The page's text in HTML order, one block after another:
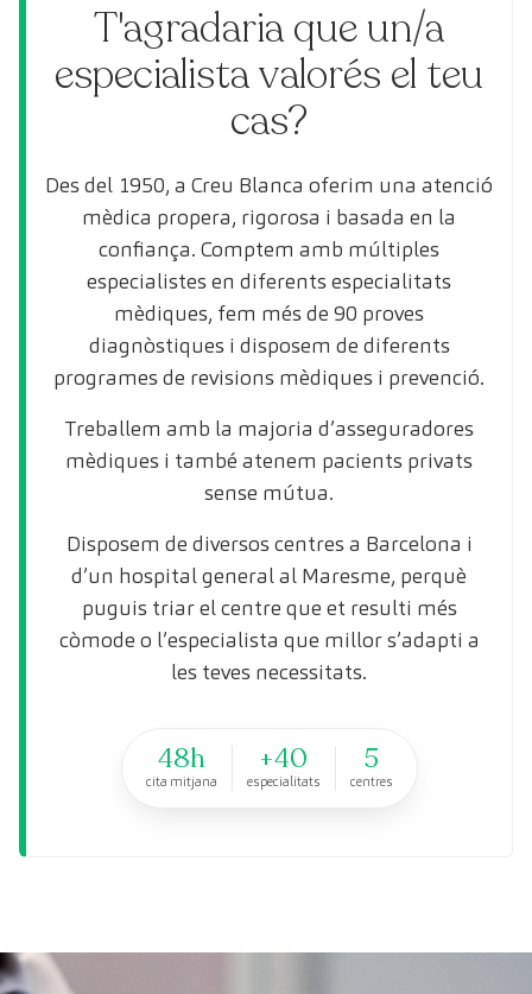
T'agradaria que un/a
especialista valorés el teu
cas?
Des del 1950, a Creu Blanca oferim una atenció
mèdica propera, rigorosa i basada en la
confiança. Comptem amb múltiples
especialistes en diferents especialitats
mèdiques, fem més de 90 proves
diagnòstiques i disposem de diferents
programes de revisions mèdiques i prevenció.
Treballem amb la majoria d’asseguradores
mèdiques i també atenem pacients privats
sense mútua.
Disposem de diversos centres a Barcelona i
d’un hospital general al Maresme, perquè
puguis triar el centre que et resulti més
còmode o l’especialista que millor s’adapti a
les teves necessitats.
48h
cita mitjana
+40
especialitats
5
centres